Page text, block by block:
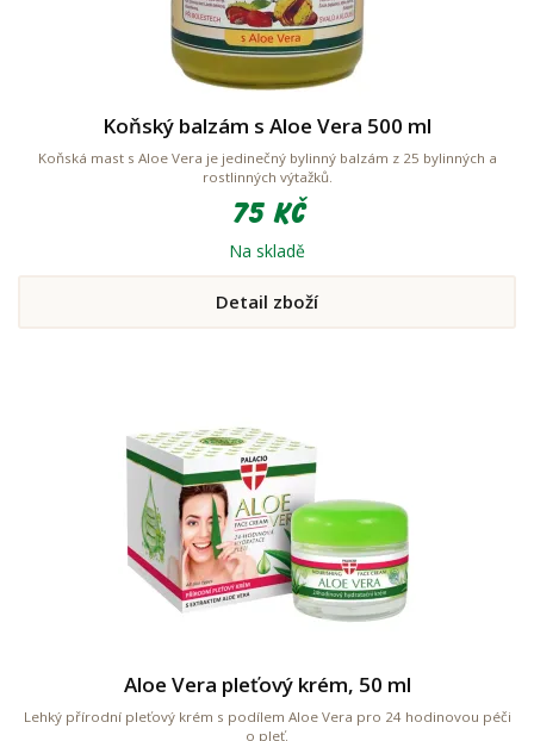
Koňský balzám s Aloe Vera 500 ml
Koňská mast s Aloe Vera je jedinečný bylinný balzám z 25 bylinných a
rostlinných výtažků.
75 Kč
Na skladě
Detail zboží
Aloe Vera pleťový krém, 50 ml
Lehký přírodní pleťový krém s podílem Aloe Vera pro 24 hodinovou péči
o pleť.